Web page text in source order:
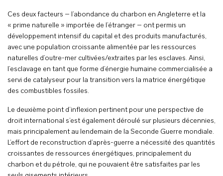
Ces deux facteurs – l’abondance du charbon en Angleterre et la
« prime naturelle » importée de l’étranger – ont permis un
développement intensif du capital et des produits manufacturés,
avec une population croissante alimentée par les ressources
naturelles d’outre-mer cultivées/extraites par les esclaves. Ainsi,
l’esclavage en tant que forme d’énergie humaine commercialisée a
servi de catalyseur pour la transition vers la matrice énergétique
des combustibles fossiles.
Le deuxième point d’inflexion pertinent pour une perspective de
droit international s’est également déroulé sur plusieurs décennies,
mais principalement au lendemain de la Seconde Guerre mondiale.
L’effort de reconstruction d’après-guerre a nécessité des quantités
croissantes de ressources énergétiques, principalement du
charbon et du pétrole, qui ne pouvaient être satisfaites par les